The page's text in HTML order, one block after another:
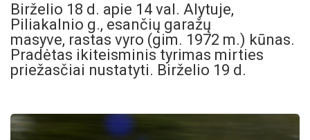
Birželio 18 d. apie 14 val. Alytuje,
Piliakalnio g., esančių garažų
masyve, rastas vyro (gim. 1972 m.) kūnas.
Pradėtas ikiteisminis tyrimas mirties
priežasčiai nustatyti. Birželio 19 d.